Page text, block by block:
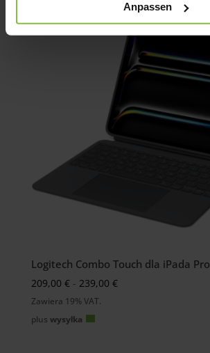
Anpassen
Logitech Combo Touch dla iPada Pro
209,00 € - 239,00 €Preisspanne:
Zawiera 19% VAT.
plus wysyłka